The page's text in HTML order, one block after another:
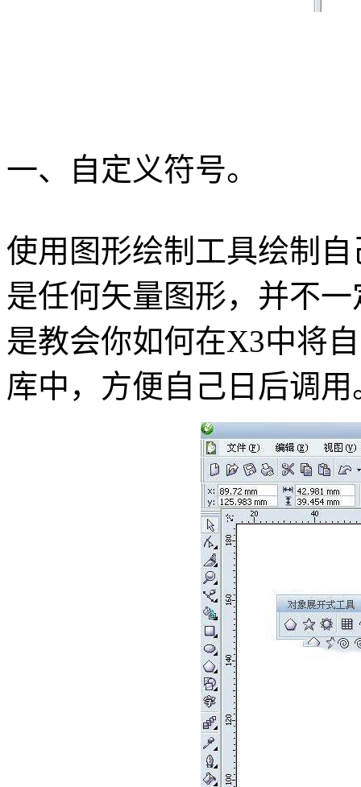
一、自定义符号。
使用图形绘制工具绘制
是任何矢量图形，并不
是教会你如何在X3中将
库中，方便自己日后调用